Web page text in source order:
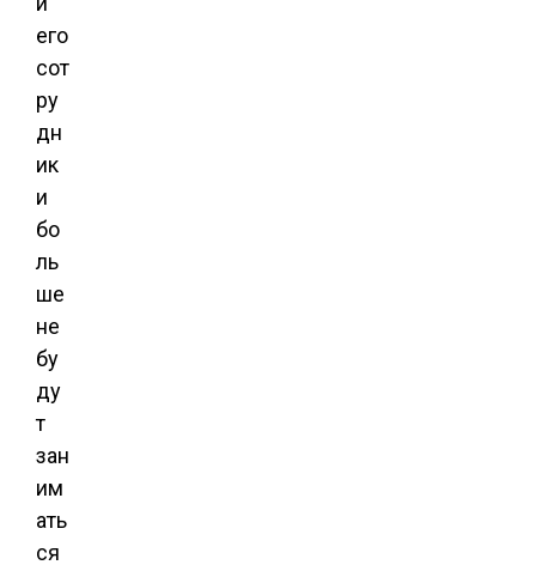
его
сот
ру
дн
ик
и
бо
ль
ше
не
бу
ду
т
зан
им
ать
ся